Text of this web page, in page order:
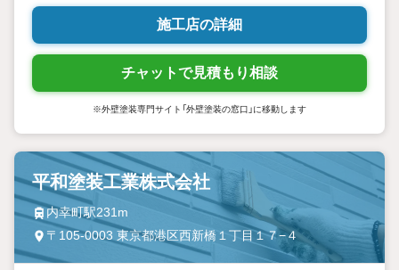
施工店の詳細
チャットで見積もり相談
※外壁塗装専門サイト「外壁塗装の窓口」に移動します
平和塗装工業株式会社
内幸町駅231m
〒105-0003 東京都港区西新橋１丁目１７−４